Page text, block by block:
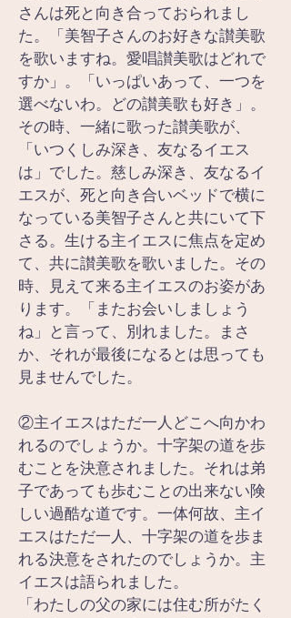
さんは死と向き合っておられまし
た。「美智子さんのお好きな讃美歌
を歌いますね。愛唱讃美歌はどれで
すか」。「いっぱいあって、一つを
選べないわ。どの讃美歌も好き」。
その時、一緒に歌った讃美歌が、
「いつくしみ深き、友なるイエス
は」でした。慈しみ深き、友なるイ
エスが、死と向き合いベッドで横に
なっている美智子さんと共にいて下
さる。生ける主イエスに焦点を定め
て、共に讃美歌を歌いました。その
時、見えて来る主イエスのお姿があ
ります。「またお会いしましょう
ね」と言って、別れました。まさ
か、それが最後になるとは思っても
見ませんでした。
②主イエスはただ一人どこへ向かわ
れるのでしょうか。十字架の道を歩
むことを決意されました。それは弟
子であっても歩むことの出来ない険
しい過酷な道です。一体何故、主イ
エスはただ一人、十字架の道を歩ま
れる決意をされたのでしょうか。主
イエスは語られました。
「わたしの父の家には住む所がたく